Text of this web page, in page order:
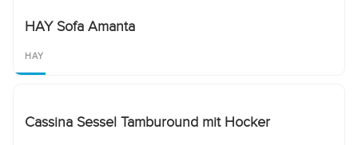
HAY Sofa Amanta
HAY
Cassina Sessel Tamburound mit Hocker